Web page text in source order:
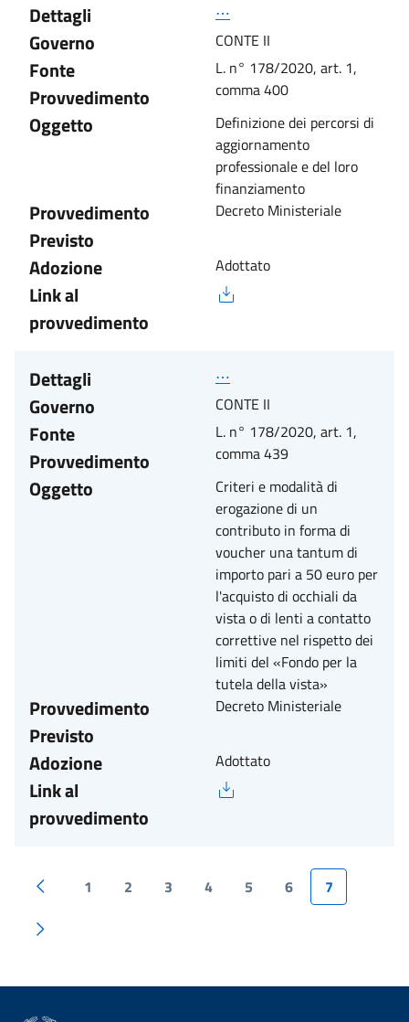
Dettagli
⋯
Governo CONTE II
Fonte
Provvedimento
L. n° 178/2020, art. 1,
comma 400
Oggetto
Definizione dei percorsi di
aggiornamento
professionale e del loro
finanziamento
Provvedimento
Previsto
Decreto Ministeriale
Adozione Adottato
Link al
provvedimento
Dettagli
⋯
Governo CONTE II
Fonte
Provvedimento
L. n° 178/2020, art. 1,
comma 439
Oggetto
Criteri e modalità di
erogazione di un
contributo in forma di
voucher una tantum di
importo pari a 50 euro per
l'acquisto di occhiali da
vista o di lenti a contatto
correttive nel rispetto dei
limiti del «Fondo per la
tutela della vista»
Provvedimento
Previsto
Decreto Ministeriale
Adozione Adottato
Link al
provvedimento
1 2 3 4 5 6 7